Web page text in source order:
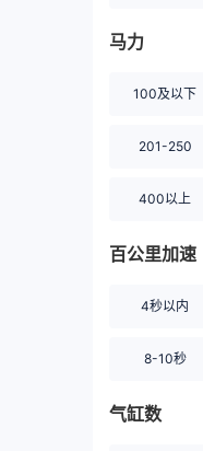
马力
100及以下
201-250
400以上
百公里加速
4秒以内
8-10秒
气缸数